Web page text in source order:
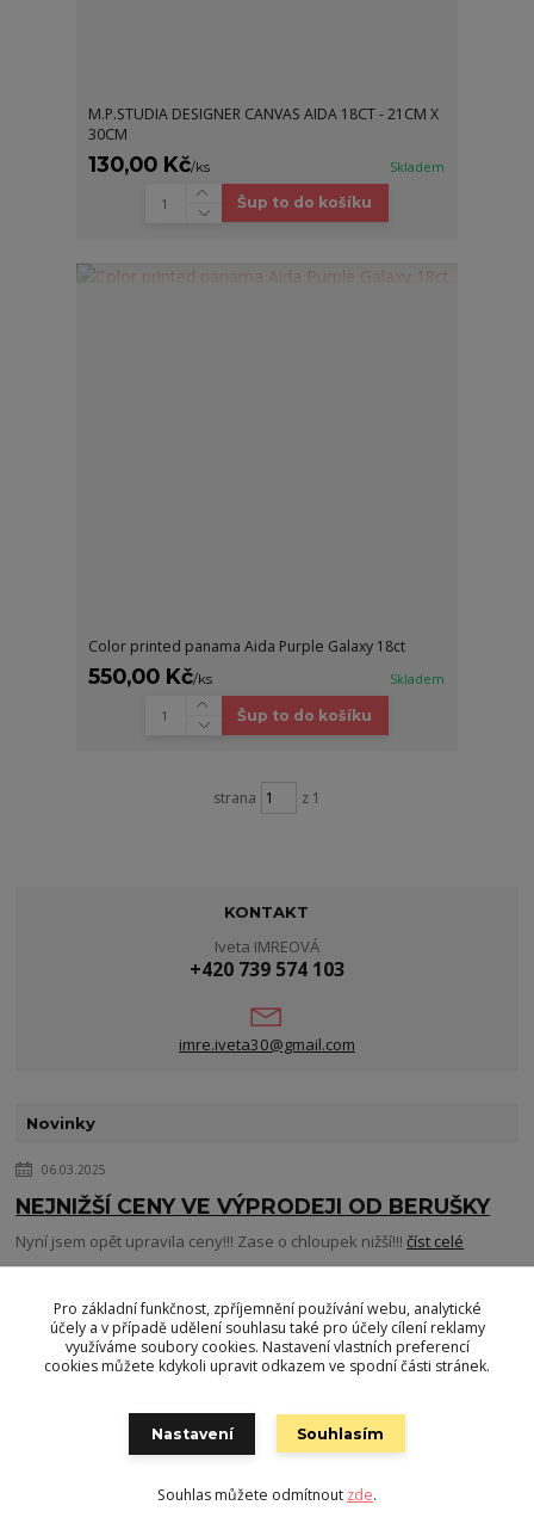
M.P.STUDIA DESIGNER CANVAS AIDA 18CT - 21CM X
30CM
130,00 Kč/ks Skladem
Šup to do košíku
Color printed panama Aida Purple Galaxy 18ct
550,00 Kč/ks Skladem
Šup to do košíku
strana z 1
KONTAKT
Iveta IMREOVÁ
+420 739 574 103
imre.iveta30@gmail.com
Novinky
06.03.2025
NEJNIŽŠÍ CENY VE VÝPRODEJI OD BERUŠKY
Nyní jsem opět upravila ceny!!! Zase o chloupek nižší!!!číst celé
05.11.2024
SUPER NOVINKA
DOPRAVCŮ A TO OD HODNOTY OBJEDNÁVKY 1900,-KČ.
Zobrazit všechny novinky
Pro základní funkčnost, zpříjemnění používání webu, analytické
účely a v případě udělení souhlasu také pro účely cílení reklamy
využíváme soubory cookies. Nastavení vlastních preferencí
cookies můžete kdykoli upravit odkazem ve spodní části stránek.
Nastavení Souhlasím
Souhlas můžete odmítnout zde.